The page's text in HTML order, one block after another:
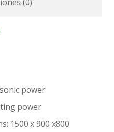
(0)
power
power
1500 x 900 x800